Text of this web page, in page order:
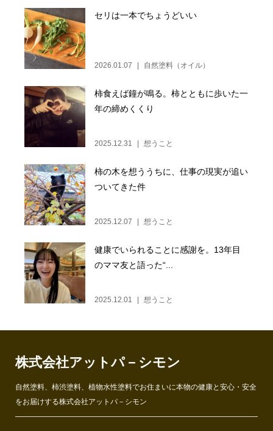
セリは一本でちょうどいい
2026.01.07 自然塗料（オイル）
柿食えば鐘が鳴る。柿とともに歩いた一
年の締めくくり
2025.12.31 想うこと
柿の木を想ううちに、仕事の現実が追い
ついてきた件
2025.12.07 想うこと
健康でいられることに感謝を。13年目
のママ友と語った“...
2025.12.01 想うこと
株式会社アットパ－シモン
自然塗料、柿渋塗料、植物水性塗料でお住まいに本物の健康と安心・安全
をお届けする株式会社アットパ－シモン